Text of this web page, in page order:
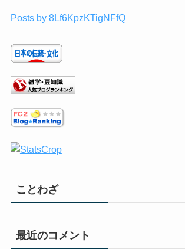
Posts by 8Lf6KpzKTigNFfQ
ことわざ
最近のコメント